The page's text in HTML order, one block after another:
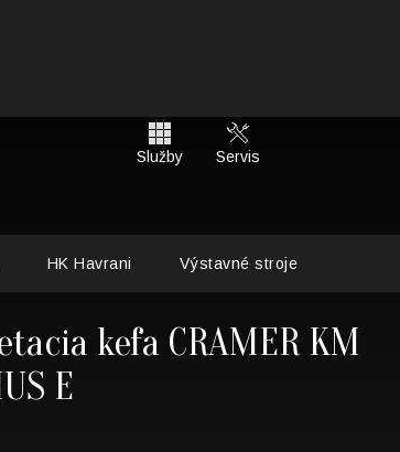
Služby Servis
HK Havrani Výstavné stroje
kefa CRAMER KM
E